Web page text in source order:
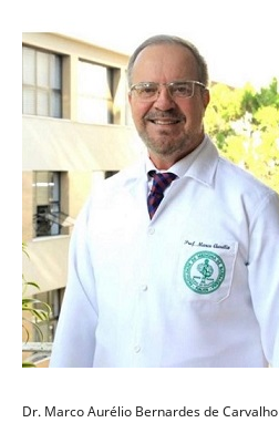
Dr. Marco Aurélio Bernardes de Carvalho